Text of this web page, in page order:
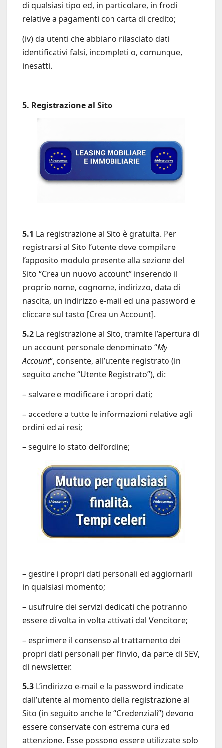
di qualsiasi tipo ed, in particolare, in frodi
relative a pagamenti con carta di credito;
(iv) da utenti che abbiano rilasciato dati
identificativi falsi, incompleti o, comunque,
inesatti.
5. Registrazione al Sito
5.1 La registrazione al Sito è gratuita. Per
registrarsi al Sito l’utente deve compilare
l’apposito modulo presente alla sezione del
Sito “Crea un nuovo account” inserendo il
proprio nome, cognome, indirizzo, data di
nascita, un indirizzo e-mail ed una password e
cliccare sul tasto [Crea un Account].
5.2 La registrazione al Sito, tramite l’apertura di
un account personale denominato “My
Account“, consente, all’utente registrato (in
seguito anche “Utente Registrato”), di:
– salvare e modificare i propri dati;
– accedere a tutte le informazioni relative agli
ordini ed ai resi;
– seguire lo stato dell’ordine;
– gestire i propri dati personali ed aggiornarli
in qualsiasi momento;
– usufruire dei servizi dedicati che potranno
essere di volta in volta attivati dal Venditore;
– esprimere il consenso al trattamento dei
propri dati personali per l’invio, da parte di SEV,
di newsletter.
5.3 L’indirizzo e-mail e la password indicate
dall’utente al momento della registrazione al
Sito (in seguito anche le “Credenziali”) devono
essere conservate con estrema cura ed
attenzione. Esse possono essere utilizzate solo